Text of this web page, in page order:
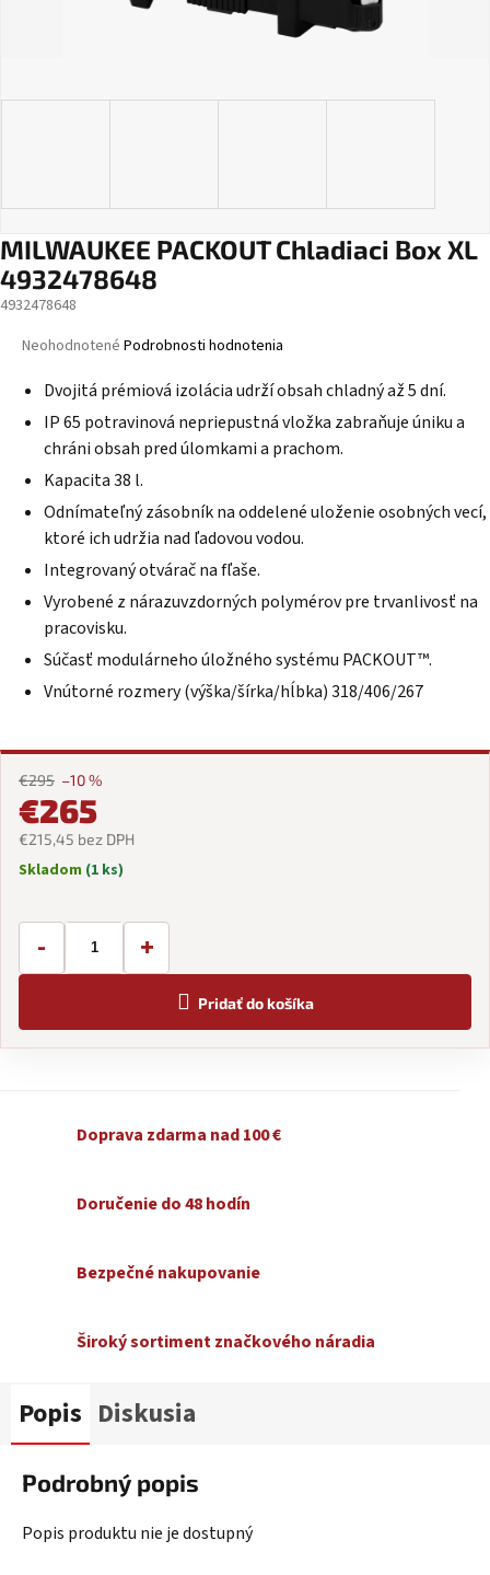
MILWAUKEE PACKOUT Chladiaci Box XL
4932478648
4932478648
Priemerné
produktu
0,0
hviezdičiek.
Neohodnotené Podrobnosti hodnotenia
Dvojitá prémiová izolácia udrží obsah chladný až 5 dní.
IP 65 potravinová nepriepustná vložka zabraňuje úniku a
chráni obsah pred úlomkami a prachom.
Kapacita 38 l.
Odnímateľný zásobník na oddelené uloženie osobných vecí,
ktoré ich udržia nad ľadovou vodou.
Integrovaný otvárač na fľaše.
Vyrobené z nárazuvzdorných polymérov pre trvanlivosť na
pracovisku.
Súčasť modulárneho úložného systému PACKOUT™.
Vnútorné rozmery (výška/šírka/hĺbka) 318/406/267
€295 –10 %
€265
€215,45 bez DPH
Jednotková
Skladom (1 ks)
- +
Pridať do košíka
Doprava zdarma nad 100 €
Doručenie do 48 hodín
Bezpečné nakupovanie
Široký sortiment značkového náradia
Popis Diskusia
Podrobný popis
Popis produktu nie je dostupný